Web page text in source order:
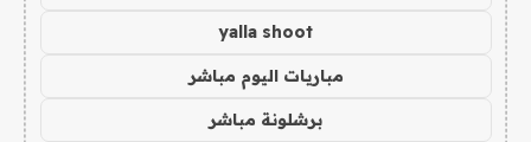
yalla shoot
مباريات اليوم مباشر
برشلونة مباشر